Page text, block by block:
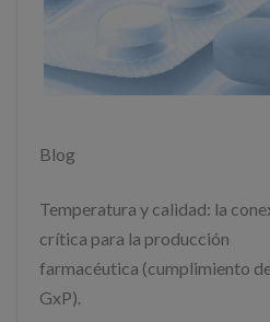
Blog
Temperatura y calidad: la
crítica para la producción
farmacéutica (cumplimiento
GxP).